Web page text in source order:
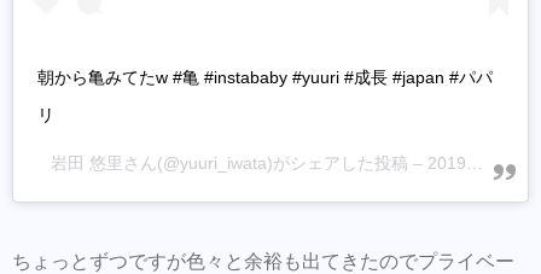
朝から亀みてたw #亀 #instababy #yuuri #成長 #japan #パパ
リ
岩田 悠里 さん(@yuuri_iwata)がシェアした投稿 – 2019年 5月月23日午後6時42分PDT
ちょっとずつですが色々と余裕も出てきたのでプライベー